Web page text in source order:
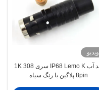
ویدیو
ضد آب IP68 Lemo K سری 1K 308
8pin پلاگین با رنگ سیاه